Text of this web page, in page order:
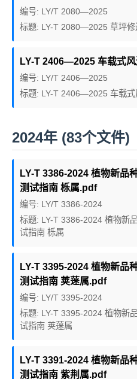
编号: LY/T 2080—2025
标题: LY-T 2080—2025 草坪修
LY-T 2406—2025 车载式
编号: LY/T 2406—2025
标题: LY-T 2406—2025 车载式
2024年 (83个文件)
LY-T 3386-2024 植物新品
测试指南 栎属.pdf
编号: LY/T 3386-2024
标题: LY-T 3386-2024 植物新
试指南 栎属
LY-T 3395-2024 植物新品
测试指南 荚蒾属.pdf
编号: LY/T 3395-2024
标题: LY-T 3395-2024 植物新
试指南 荚蒾属
LY-T 3391-2024 植物新品
测试指南 紫荆属.pdf